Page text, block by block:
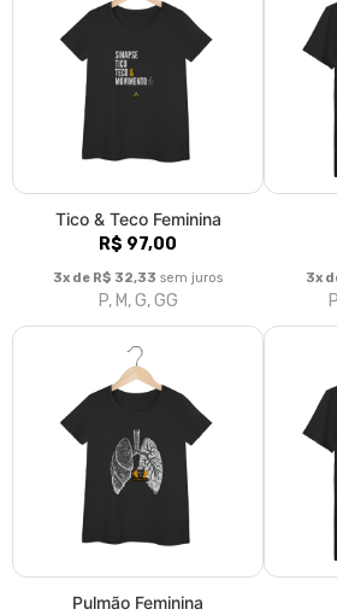
Tico & Teco Feminina
R$ 97,00
3x de R$ 32,33 sem juros
P, M, G, GG
3x
Pulmão Feminina